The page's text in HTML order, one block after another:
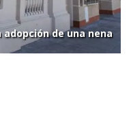
de una nena